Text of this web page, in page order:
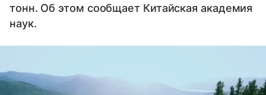
тонн. Об этом сообщает Китайская академия
наук.